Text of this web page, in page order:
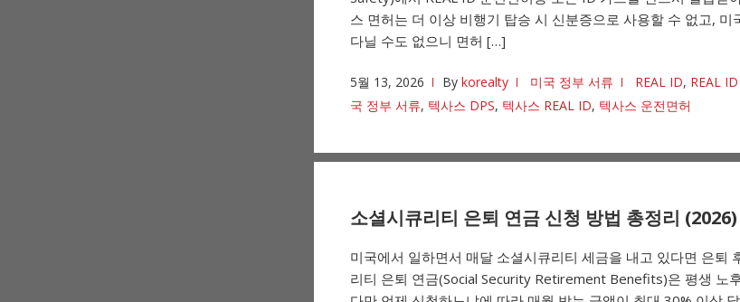
스 면허는 더 이상 비행기 탑승 시 신분증으로 사용할 수 없고, 미
다닐 수도 없으니 면허 […]
5월 13, 2026 By korealty 미국 정부 서류 REAL ID, REAL
국 정부 서류, 텍사스 DPS, 텍사스 REAL ID, 텍사스 운전면허
소셜시큐리티 은퇴 연금 신청 방법 총정리 (2026)
미국에서 일하면서 매달 소셜시큐리티 세금을 내고 있다면 은퇴
리티 은퇴 연금(Social Security Retirement Benefits)은 평생 노